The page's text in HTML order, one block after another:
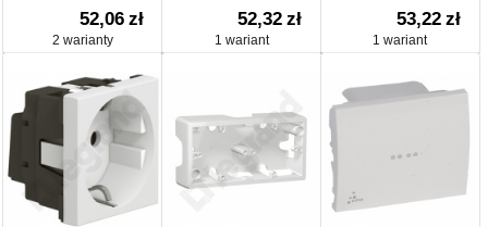
52,06 zł
2 warianty
zaciski sprężynowe z
przesłoną
52,32 zł
1 wariant
53,22 zł
1 wariant